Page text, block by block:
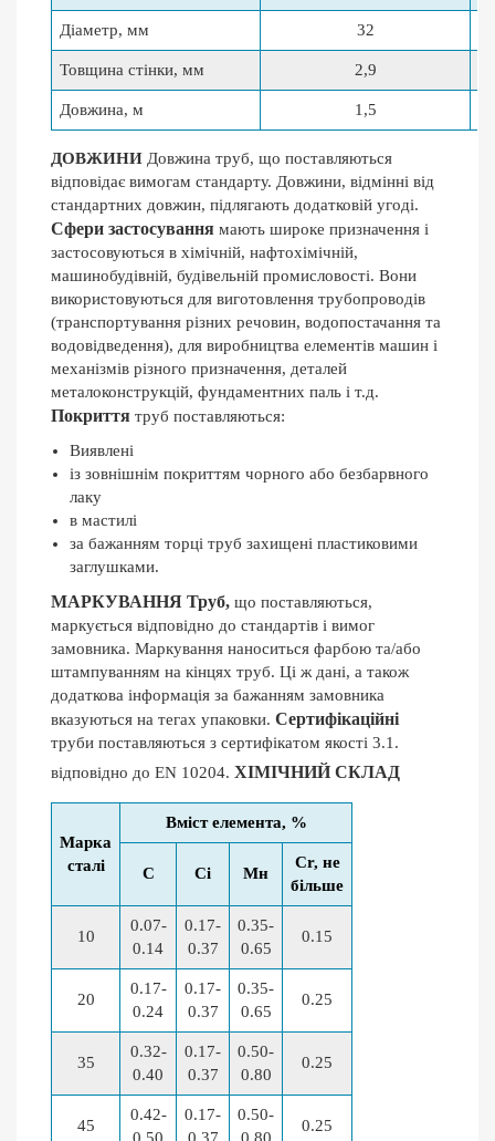
Діаметр, мм 32
Товщина стінки, мм 2,9
Довжина, м 1,5
ДОВЖИНИ Довжина труб, що поставляються
відповідає вимогам стандарту. Довжини, відмінні від
стандартних довжин, підлягають додатковій угоді.
Сфери застосування мають широке призначення і
застосовуються в хімічній, нафтохімічній,
машинобудівній, будівельній промисловості. Вони
використовуються для виготовлення трубопроводів
(транспортування різних речовин, водопостачання та
водовідведення), для виробництва елементів машин і
механізмів різного призначення, деталей
металоконструкцій, фундаментних паль і т.д.
Покриття труб поставляються:
Виявлені
із зовнішнім покриттям чорного або безбарвного
лаку
в мастилі
за бажанням торці труб захищені пластиковими
заглушками.
МАРКУВАННЯ Труб, що поставляються,
маркується відповідно до стандартів і вимог
замовника. Маркування наноситься фарбою та/або
штампуванням на кінцях труб. Ці ж дані, а також
додаткова інформація за бажанням замовника
вказуються на тегах упаковки. Сертифікаційні
труби поставляються з сертифікатом якості 3.1.
відповідно до EN 10204. ХІМІЧНИЙ СКЛАД
Марка
сталі
Вміст елемента, %
C Сі Мн
Cr, не
більше
10
0.07-
0.14
0.17-
0.37
0.35-
0.65
0.15
20
0.17-
0.24
0.17-
0.37
0.35-
0.65
0.25
35
0.32-
0.40
0.17-
0.37
0.50-
0.80
0.25
45
0.42-
0.17-
0.50-
0.25